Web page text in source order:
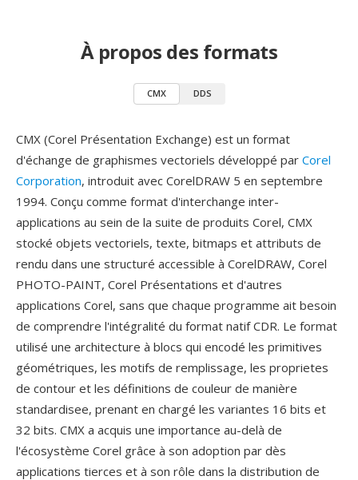
À propos des formats
CMX DDS
CMX (Corel Présentation Exchange) est un format
d'échange de graphismes vectoriels développé par Corel
Corporation, introduit avec CorelDRAW 5 en septembre
1994. Conçu comme format d'interchange inter-
applications au sein de la suite de produits Corel, CMX
stocké objets vectoriels, texte, bitmaps et attributs de
rendu dans une structuré accessible à CorelDRAW, Corel
PHOTO-PAINT, Corel Présentations et d'autres
applications Corel, sans que chaque programme ait besoin
de comprendre l'intégralité du format natif CDR. Le format
utilisé une architecture à blocs qui encodé les primitives
géométriques, les motifs de remplissage, les proprietes
de contour et les définitions de couleur de manière
standardisee, prenant en chargé les variantes 16 bits et
32 bits. CMX a acquis une importance au-delà de
l'écosystème Corel grâce à son adoption par dès
applications tierces et à son rôle dans la distribution de